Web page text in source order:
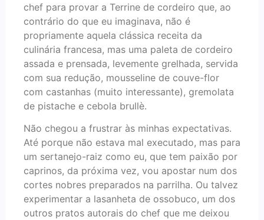
chef para provar a Terrine de cordeiro que, ao
contrário do que eu imaginava, não é
propriamente aquela clássica receita da
culinária francesa, mas uma paleta de cordeiro
assada e prensada, levemente grelhada, servida
com sua redução, mousseline de couve-flor
com castanhas (muito interessante), gremolata
de pistache e cebola brullè.
Não chegou a frustrar às minhas expectativas.
Até porque não estava mal executado, mas para
um sertanejo-raiz como eu, que tem paixão por
caprinos, da próxima vez, vou apostar num dos
cortes nobres preparados na parrilha. Ou talvez
experimentar a lasanheta de ossobuco, um dos
outros pratos autorais do chef que me deixou